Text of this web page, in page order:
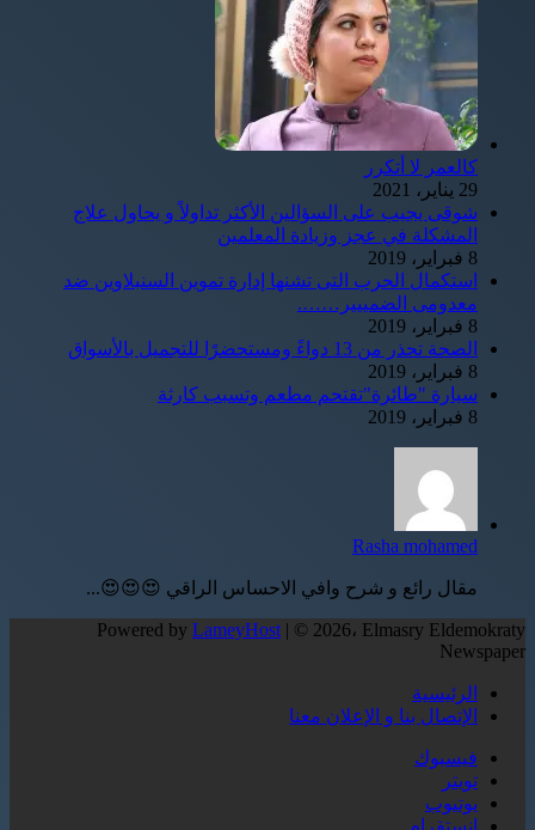
كالعمر لا أتكرر
29 يناير، 2021
شوقى يجيب على السؤالين الأكثر تداولاً و يحاول علاج
المشكلة في عجز وزيادة المعلمين
8 فبراير، 2019
استكمال الحرب التى تشنها إدارة تموين السنبلاوين ضد
معدومى الضمييير…….
8 فبراير، 2019
الصحة تحذر من 13 دواءً ومستحضرًا للتجميل بالأسواق
8 فبراير، 2019
سيارة "طائرة"تقتحم مطعم وتسبب كارثة
8 فبراير، 2019
Rasha mohamed
مقال رائع و شرح وافي الاحساس الراقي 😍😍😍...
Powered by LameyHost | © 2026، Elmasry Eldemokraty
Newspaper
الرئيسية
الإتصال بنا و الإعلان معنا
فيسبوك
تويتر
يوتيوب
انستقرام